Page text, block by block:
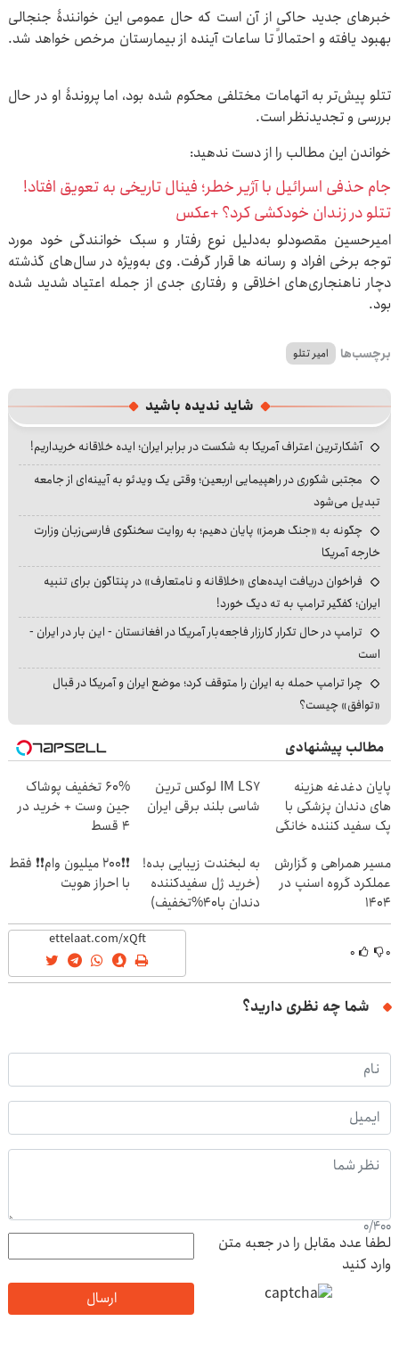
خبرهای جدید حاکی از آن است که حال عمومی این خوانندۀ جنجالی
بهبود یافته و احتمالاً تا ساعات آینده از بیمارستان مرخص خواهد شد.
تتلو پیش‌تر به اتهامات مختلفی محکوم شده بود، اما پروندۀ او در حال
بررسی و تجدیدنظر است.
خواندن این مطالب را از دست ندهید:
جام حذفی اسرائیل با آژیر خطر؛ فینال تاریخی به تعویق افتاد!
تتلو در زندان خودکشی کرد؟ +عکس
امیرحسین مقصودلو به‌دلیل نوع رفتار و سبک خوانندگی خود مورد
توجه برخی افراد و رسانه ها قرار گرفت. وی به‌ویژه در سال‌های گذشته
دچار ناهنجاری‌های اخلاقی و رفتاری جدی از جمله اعتیاد شدید شده
بود.
برچسب‌ها امیر تتلو
شاید ندیده باشید
آشکارترین اعتراف آمریکا به شکست در برابر ایران؛ ایده خلاقانه خریداریم!
مجتبی شکوری در راهپیمایی اربعین؛ وقتی یک ویدئو به آیینه‌ای از جامعه
تبدیل می‌شود
چگونه به «جنگ هرمز» پایان دهیم؛ به روایت سخنگوی فارسی‌زبان وزارت
خارجه آمریکا
فراخوان دریافت ایده‌های «خلاقانه و نامتعارف» در پنتاگون برای تنبیه
ایران؛ کفگیر ترامپ به ته دیگ خورد!
ترامپ در حال تکرار کارزار فاجعه‌بار آمریکا در افغانستان - این بار در ایران -
است
چرا ترامپ حمله به ایران را متوقف کرد؛ موضع ایران و آمریکا در قبال
«توافق» چیست؟
مطالب پیشنهادی
پایان دغدغه هزینه
های دندان پزشکی با
پک سفید کننده خانگی
IM LS7 لوکس ترین
شاسی بلند برقی ایران
60% تخفیف پوشاک
جین وست + خرید در
4 قسط
مسیر همراهی و گزارش
عملکرد گروه اسنپ در
۱۴۰۴
به لبخندت زیبایی بده!
(خرید ژل سفیدکننده
دندان با40%تخفیف)
❗❗200 میلیون وام❗❗ فقط
با احراز هویت
۰ ۰
شما چه نظری دارید؟
0/400
لطفا عدد مقابل را در جعبه متن
وارد کنید
ارسال